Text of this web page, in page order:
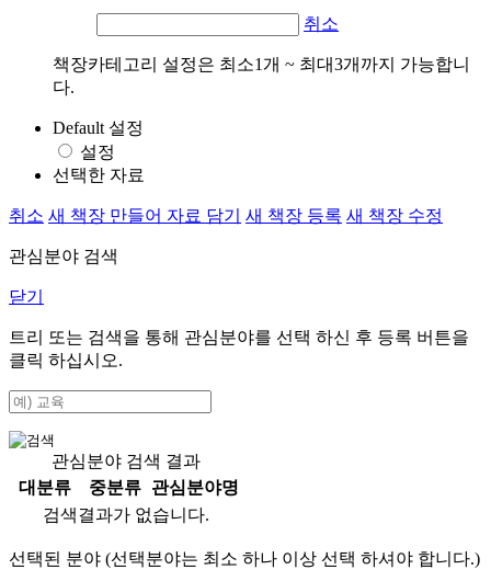
취소
책장카테고리 설정은 최소1개 ~ 최대3개까지 가능합니
다.
Default 설정
설정
선택한 자료
취소 새 책장 만들어 자료 담기 새 책장 등록 새 책장 수정
관심분야 검색
닫기
트리 또는 검색을 통해 관심분야를 선택 하신 후 등록 버튼을
클릭 하십시오.
관심분야 검색 결과
대분류
중분류
관심분야명
검색결과가 없습니다.
선택된 분야 (선택분야는 최소 하나 이상 선택 하셔야 합니다.)